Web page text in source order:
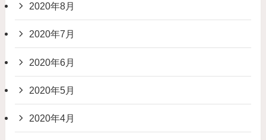
2020年8月
2020年7月
2020年6月
2020年5月
2020年4月